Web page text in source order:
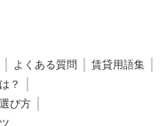
よくある質問
賃貸用語集
？
び方